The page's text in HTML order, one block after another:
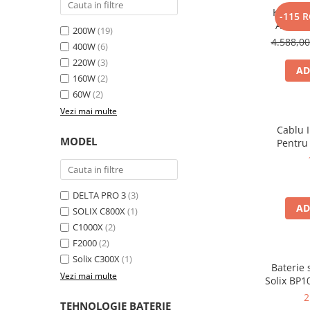
Toate panourile portabile
Frigidere Portabile
Componente Fotovoltaice
Incarcatoare solare
Incarcatoare solare MPPT
Incarcatoare solare PWM
Interfete si cabluri
Cabluri panouri fotovoltaice
Cabluri pentru echipamente
200W(19)
400W(6)
220W(3)
160W(2)
60W(2)
Vezi mai multe
MODEL
DELTA PRO 3(3)
SOLIX C800X(1)
C1000X(2)
F2000(2)
Solix C300X(1)
Vezi mai multe
TEHNOLOGIE BATERIE
-115
Kit
Anker
2000W
Cablu
Baterie
Solix